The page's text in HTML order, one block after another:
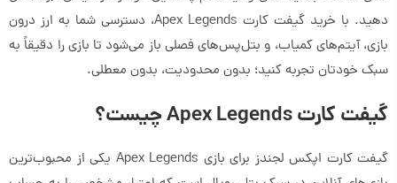
دهید. با خرید گیفت کارت Apex Legends، دسترسی شما به ارز درون
بازی، آیتم‌های کمیاب، و بتل‌پس‌های فصلی باز می‌شود تا بازی را دقیقاً به
سبک خودتان تجربه کنید؛ بدون محدودیت، بدون معطلی.
گیفت کارت Apex Legends چیست؟
گیفت کارت اپکس لجندز برای بازی Apex Legends یکی از محبوب‌ترین